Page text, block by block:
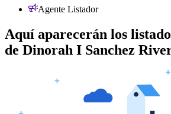
Agente Listador
Aquí aparecerán los
de Dinorah I Sanchez